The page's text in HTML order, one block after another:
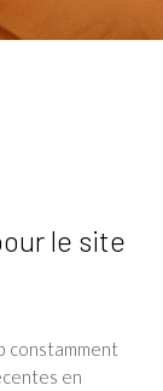
le site
constamment
en